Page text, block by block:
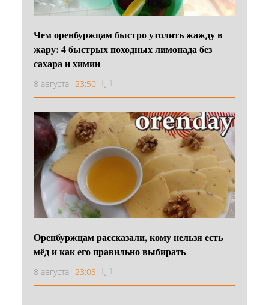
Чем оренбуржцам быстро утолить жажду в
жару: 4 быстрых походных лимонада без
сахара и химии
8 августа 23:50
Оренбуржцам рассказали, кому нельзя есть
мёд и как его правильно выбирать
8 августа 23:03